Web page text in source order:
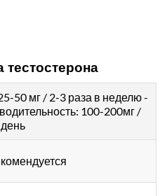
тестостерона
50 мг / 2-3 раза в неделю -
100-200мг /